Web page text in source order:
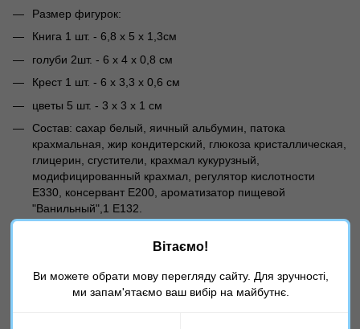
Размер фигурок:
Книга 1 шт. - 6,8 х 5 х 1,3см
голуби 2шт. - 6 х 4 х 0,8 см
Крест 1 шт. - 6 х 3,3 х 0,6 см
цветы 5 шт. - 3 х 3 х 1 см
Состав: сахар белый, яичный альбумин, патока
крахмальная, жир кондитерский, глюкоза кристаллическая,
глицерин, сгустители, крахмал кукурузный,
модифицированный крахмал, регулятор кислотности
Е330, консервант Е200, ароматизатор пищевой
"Ванильный",1 Е132.
при температуре от 0°С до 25°С и относительной
Производитель: Украина, Slado
Вітаємо!
Ви можете обрати мову перегляду сайту. Для зручності,
ми запам'ятаємо ваш вибір на майбутнє.